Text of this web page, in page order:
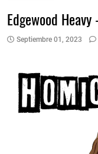
Edgewood
Septiembre 01, 2023